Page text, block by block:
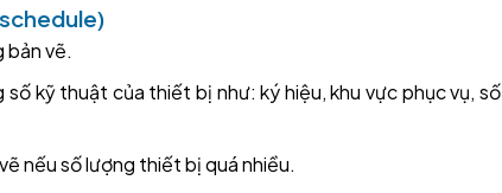
bản vẽ.
kỹ thuật của thiết bị như: ký hiệu, khu vực phục vụ, số
nếu số lượng thiết bị quá nhiều.